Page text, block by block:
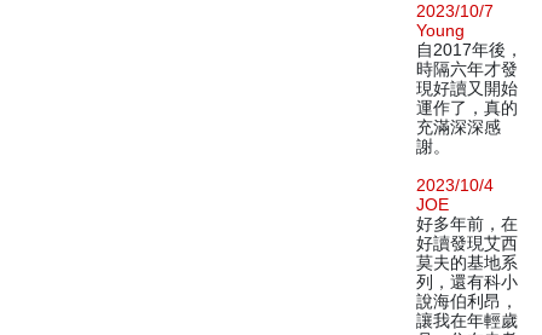
2023/10/7
Young
自2017年後，
時隔六年才發
現好讀又開始
運作了，真的
充滿深深感
謝。
2023/10/4
JOE
好多年前，在
好讀發現艾西
莫夫的基地系
列，還有科小
說海伯利昂，
讓我在年輕歲